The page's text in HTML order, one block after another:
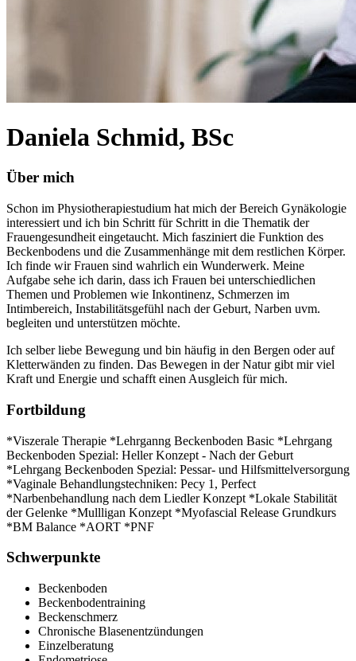
Daniela Schmid, BSc
Über mich
Schon im Physiotherapiestudium hat mich der Bereich Gynäkologie
interessiert und ich bin Schritt für Schritt in die Thematik der
Frauengesundheit eingetaucht. Mich fasziniert die Funktion des
Beckenbodens und die Zusammenhänge mit dem restlichen Körper.
Ich finde wir Frauen sind wahrlich ein Wunderwerk. Meine
Aufgabe sehe ich darin, dass ich Frauen bei unterschiedlichen
Themen und Problemen wie Inkontinenz, Schmerzen im
Intimbereich, Instabilitätsgefühl nach der Geburt, Narben uvm.
begleiten und unterstützen möchte.
Ich selber liebe Bewegung und bin häufig in den Bergen oder auf
Kletterwänden zu finden. Das Bewegen in der Natur gibt mir viel
Kraft und Energie und schafft einen Ausgleich für mich.
Fortbildung
*Viszerale Therapie *Lehrganng Beckenboden Basic *Lehrgang
Beckenboden Spezial: Heller Konzept - Nach der Geburt
*Lehrgang Beckenboden Spezial: Pessar- und Hilfsmittelversorgung
*Vaginale Behandlungstechniken: Pecy 1, Perfect
*Narbenbehandlung nach dem Liedler Konzept *Lokale Stabilität
der Gelenke *Mullligan Konzept *Myofascial Release Grundkurs
*BM Balance *AORT *PNF
Schwerpunkte
Beckenboden
Beckenbodentraining
Beckenschmerz
Chronische Blasenentzündungen
Einzelberatung